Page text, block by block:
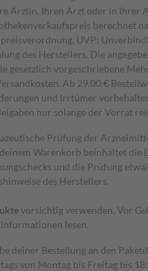
Ärztin, Ihren Arzt oder in Ihrer
berechnet
UVP:
des Herstellers. Die
gesetzlich vorgeschriebene
Ab 29,00 €
und Irrtümer
nur solange der Vorrat
Prüfung der
Warenkorb beinhaltet die
und die Prüfung
des Herstellers.
vorsichtig verwenden. Vor
lesen.
deiner Bestellung an den
von Montag bis Freitag bis